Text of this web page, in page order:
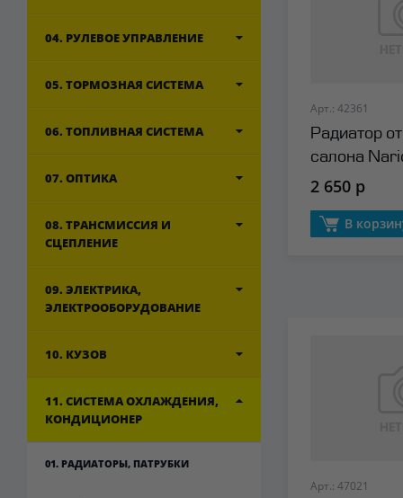
04. РУЛЕВОЕ УПРАВЛЕНИЕ
05. ТОРМОЗНАЯ СИСТЕМА
06. ТОПЛИВНАЯ СИСТЕМА
07. ОПТИКА
08. ТРАНСМИССИЯ И
СЦЕПЛЕНИЕ
09. ЭЛЕКТРИКА,
ЭЛЕКТРООБОРУДОВАНИЕ
10. КУЗОВ
11. СИСТЕМА ОХЛАЖДЕНИЯ,
КОНДИЦИОНЕР
01. РАДИАТОРЫ, ПАТРУБКИ
Арт.: 42361
Радиатор
салона
2 650 р
В
Арт.: 47021